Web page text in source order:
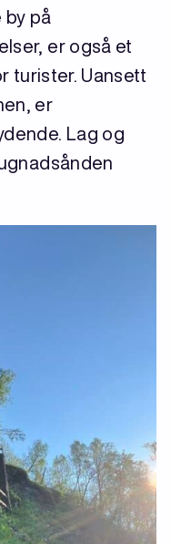
by på
er også et
turister. Uansett
er
Lag og